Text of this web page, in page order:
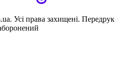
Усi права захищенi. Передрук